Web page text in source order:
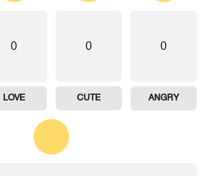
0
ANGRY
0
CUTE
0
LOVE